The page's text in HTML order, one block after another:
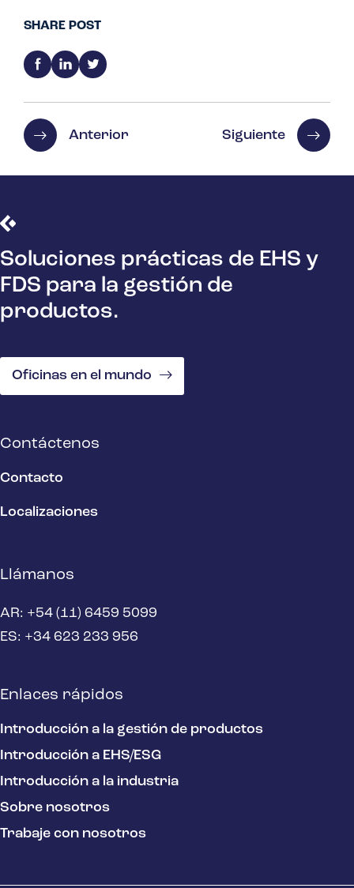
SHARE POST
Anterior Siguiente
Soluciones prácticas de EHS y
FDS para la gestión de
productos.
Oficinas en el mundo
Contáctenos
Contacto
Localizaciones
Llámanos
AR: +54 (11) 6459 5099
ES: +34 623 233 956
Enlaces rápidos
Introducción a la gestión de productos
Introducción a EHS/ESG
Introducción a la industria
Sobre nosotros
Trabaje con nosotros